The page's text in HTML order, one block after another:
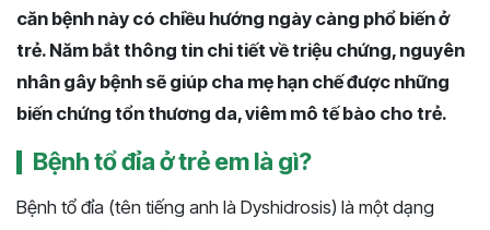
căn bệnh này có chiều hướng ngày càng phổ biến ở
trẻ. Năm bắt thông tin chi tiết về triệu chứng, nguyên
nhân gây bệnh sẽ giúp cha mẹ hạn chế được những
biến chứng tổn thương da, viêm mô tế bào cho trẻ.
Bệnh tổ đỉa ở trẻ em là gì?
Bệnh tổ đỉa (tên tiếng anh là Dyshidrosis) là một dạng